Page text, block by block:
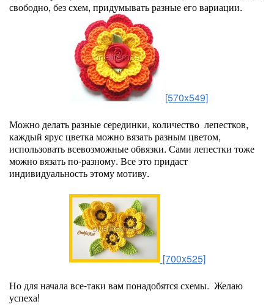
свободно, без схем, придумывать разные его вариации.
[570x549]
Можно делать разные серединки, количество лепестков,
каждый ярус цветка можно вязать разным цветом,
использовать всевозможные обвязки. Сами лепестки тоже
можно вязать по-разному. Все это придаст
индивидуальность этому мотиву.
[700x525]
Но для начала все-таки вам понадобятся схемы. Желаю
успеха!